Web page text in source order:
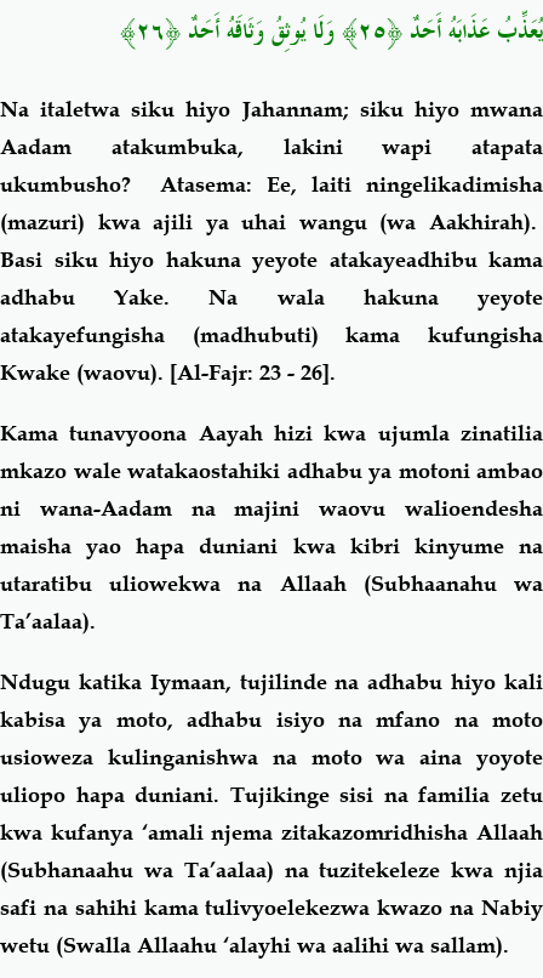
يُعَذِّبُ عَذَابَهُ أَحَدٌ ﴿٢٥﴾ وَلَا يُوثِقُ وَثَاقَهُ أَحَدٌ ﴿٢٦﴾
Na italetwa siku hiyo Jahannam; siku hiyo mwana
Aadam atakumbuka, lakini wapi atapata
ukumbusho? Atasema: Ee, laiti ningelikadimisha
(mazuri) kwa ajili ya uhai wangu (wa Aakhirah).
Basi siku hiyo hakuna yeyote atakayeadhibu kama
adhabu Yake. Na wala hakuna yeyote
atakayefungisha (madhubuti) kama kufungisha
Kwake (waovu). [Al-Fajr: 23 - 26].
Kama tunavyoona Aayah hizi kwa ujumla zinatilia
mkazo wale watakaostahiki adhabu ya motoni ambao
ni wana-Aadam na majini waovu walioendesha
maisha yao hapa duniani kwa kibri kinyume na
utaratibu uliowekwa na Allaah (Subhaanahu wa
Ta’aalaa).
Ndugu katika Iymaan, tujilinde na adhabu hiyo kali
kabisa ya moto, adhabu isiyo na mfano na moto
usioweza kulinganishwa na moto wa aina yoyote
uliopo hapa duniani. Tujikinge sisi na familia zetu
kwa kufanya ‘amali njema zitakazomridhisha Allaah
(Subhanaahu wa Ta’aalaa) na tuzitekeleze kwa njia
safi na sahihi kama tulivyoelekezwa kwazo na Nabiy
wetu (Swalla Allaahu ‘alayhi wa aalihi wa sallam).